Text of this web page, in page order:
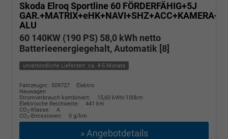
Skoda Elroq Sportline 60 FÖRDERFÄHIG+5J
ALU
60 140KW (190 PS) 58,0 kWh netto
Batterieenergiegehalt, Automatik [8]
unverbindliche Lieferzeit: ca. 4-5 Monate
Fahrzeugnr.: 509727
Elektro
Neuwagen
Stromverbrauch kombiniert:
15,60 kWh/100km
Elektrische Reichweite:
441 km
CO2-Klasse:
A
CO2-Emissionen: 0 g/km
» Angebotdetails